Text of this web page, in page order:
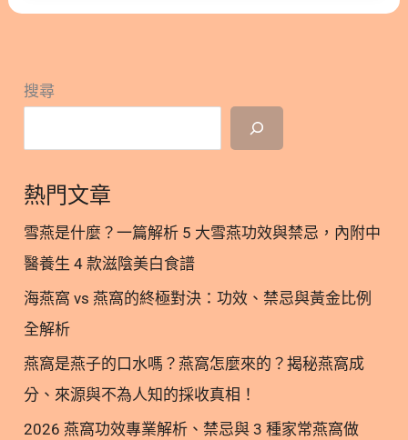
藍素(C-phycocyanin)是什麼？來自大海的藍色超級食
劑！ 2.1. 蝦紅素來源 2.2. 蝦紅素功效 3. 藻藍素 vs 蝦
紅素：差異一次看懂！ 4. 藻藍素＋蝦紅素能一起吃
嗎？ 5. 蝦紅素延伸閱讀 6. 林安安營養師總結：藻藍
phycocyanin)是什麼？來自大海的藍色超級食物！
1.1. 藻藍素來源 藻藍素，或又稱藻藍蛋白，指的是來
質，它是一種水溶性藍色蛋白質，也是一種天然的色
素，呈現海洋般的鮮明藍色色澤。 1.2. 藻藍素功效
近年的研究指出，藻藍素具備一些健康效益： 1.3. 藻
病功效，但臨床研究較少。而在經濟效益上，由於養
殖方法簡單，可實施大規模生產，藻藍素未來有望成
為保健食品業中的新星！ 2. 蝦紅素(Astaxanthin)是什
藍
蝦
個
功
效
實
證、
用
族
群
搜尋
熱門文章
雪燕是什麼？一篇解析 5 大雪燕功效與禁忌，內附中
醫養生 4 款滋陰美白食譜
海燕窩 vs 燕窩的終極對決：功效、禁忌與黃金比例
全解析
燕窩是燕子的口水嗎？燕窩怎麼來的？揭秘燕窩成
分、來源與不為人知的採收真相！
2026 燕窩功效專業解析、禁忌與 3 種家常燕窩做